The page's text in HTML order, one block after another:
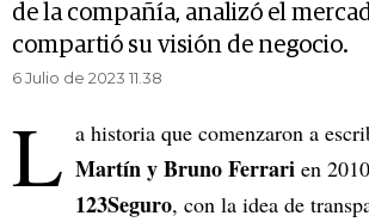
de la compañía, analizó el
compartió su visión de negocio.
6 Julio de 2023 11.38
L a historia que comenzaron a
Martín y Bruno Ferrari en
123Seguro, con la idea de